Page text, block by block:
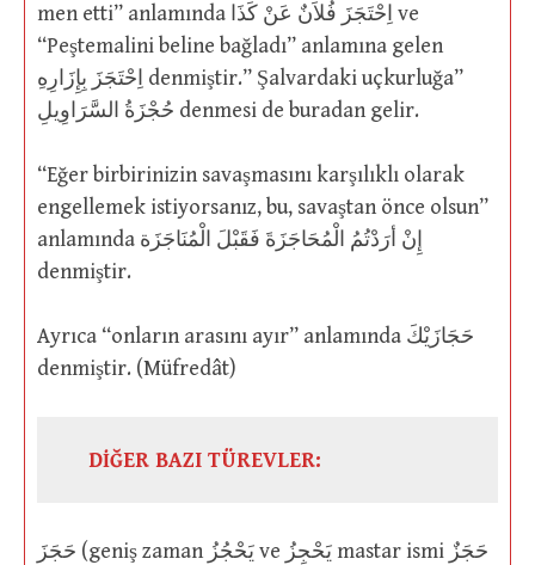
men etti” anlamında اِحْتَجَزَ فُلاَنٌ عَنْ كَذَا ve
“Peştemalini beline bağladı” anlamına gelen
اِحْتَجَزَ بِإِزَارِهِ denmiştir.” Şalvardaki uçkurluğa”
حُجْزَةُ السَّرَاوِيلِ denmesi de buradan gelir.
“Eğer birbirinizin savaşmasını karşılıklı olarak
engellemek istiyorsanız, bu, savaştan önce olsun”
anlamında إِنْ أرَدْتُمُ الْمُحَاجَزَةَ فَقَبْلَ الْمُنَاجَزَة
denmiştir.
Ayrıca “onların arasını ayır” anlamında حَجَازَيْكَ
denmiştir. (Müfredât)
DİĞER BAZI TÜREVLER:
حَجَزَ (geniş zaman يَحْجُزُ ve يَحْجِزُ mastar ismi حَجَزٌ